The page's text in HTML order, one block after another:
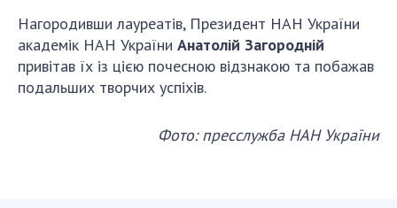
Нагородивши лауреатів, Президент НАН України
академік НАН України Анатолій Загородній
привітав їх із цією почесною відзнакою та побажав
подальших творчих успіхів.
Фото: пресслужба НАН України